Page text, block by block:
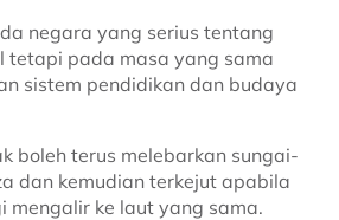
negara yang serius tentang
tetapi pada masa yang sama
sistem pendidikan dan budaya
boleh terus melebarkan sungai-
dan kemudian terkejut apabila
mengalir ke laut yang sama.